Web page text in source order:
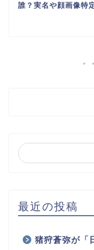
誰？実名や顔画像特
最近の投稿
猪狩蒼弥が「